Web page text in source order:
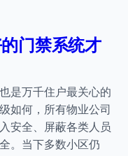
门禁系统才
是万千住户最关心的
如何，所有物业公司
安全、屏蔽各类人员
。当下多数小区仍